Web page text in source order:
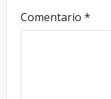
Comentario *